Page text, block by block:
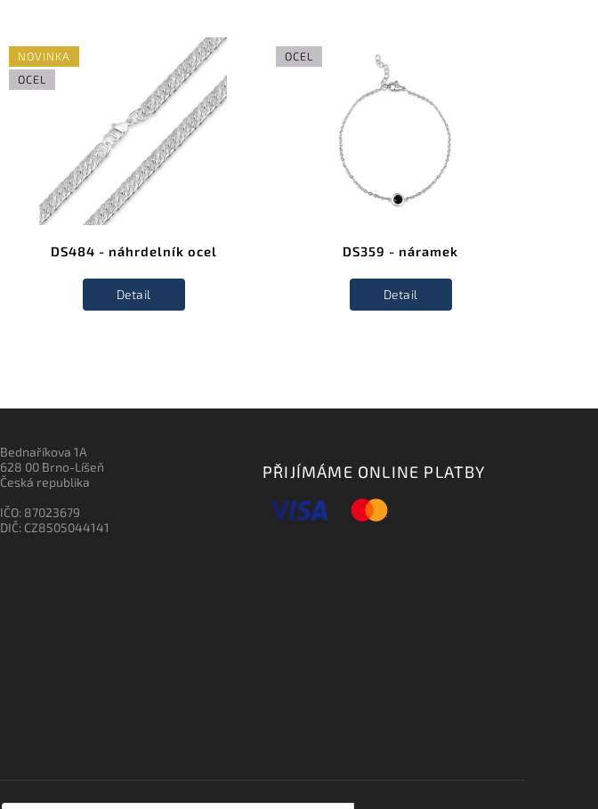
NOVINKA
OCEL
DS484 - náhrdelník ocel
Detail
OCEL
DS359 - náramek
Detail
Bednaříkova 1A
628 00 Brno-Líšeň
Česká republika
IČO: 87023679
DIČ: CZ8505044141
PŘIJÍMÁME ONLINE PLATBY